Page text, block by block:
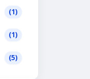
(1)
(1)
(5)